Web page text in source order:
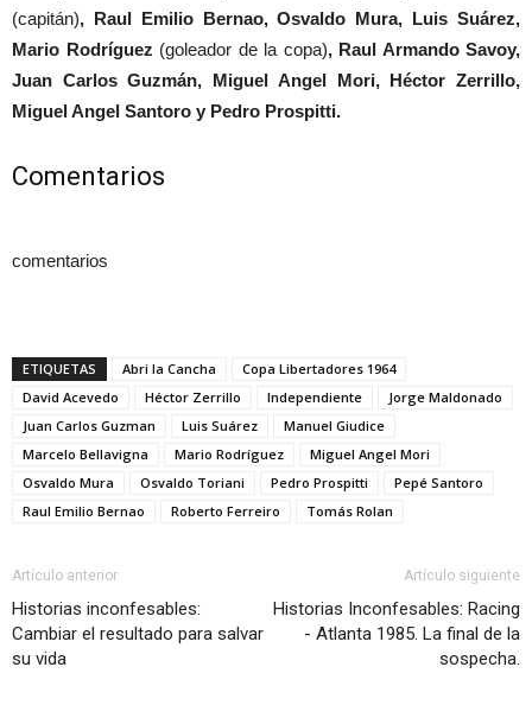
(capitán), Raul Emilio Bernao, Osvaldo Mura, Luis Suárez,
Mario Rodríguez (goleador de la copa), Raul Armando Savoy,
Juan Carlos Guzmán, Miguel Angel Mori, Héctor Zerrillo,
Miguel Angel Santoro y Pedro Prospitti.
Comentarios
comentarios
ETIQUETAS Abri la Cancha
Copa Libertadores 1964
David Acevedo
Héctor Zerrillo Independiente
Jorge Maldonado
Juan Carlos Guzman
Luis Suárez
Manuel Giudice
Marcelo Bellavigna
Mario Rodríguez
Miguel Angel Mori
Osvaldo Mura
Osvaldo Toriani Pedro Prospitti
Pepé Santoro
Raul Emilio Bernao
Roberto Ferreiro Tomás Rolan
Artículo anterior
Historias inconfesables:
Cambiar el resultado para salvar
su vida
Artículo siguiente
Historias Inconfesables: Racing
- Atlanta 1985. La final de la
sospecha.